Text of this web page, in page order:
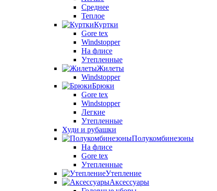
Среднее
Теплое
Куртки
Gore tex
Windstopper
На флисе
Утепленные
Жилеты
Windstopper
Брюки
Gore tex
Windstopper
Легкие
Утепленные
Худи и рубашки
Полукомбинезоны
На флисе
Gore tex
Утепленные
Утепление
Аксессуары